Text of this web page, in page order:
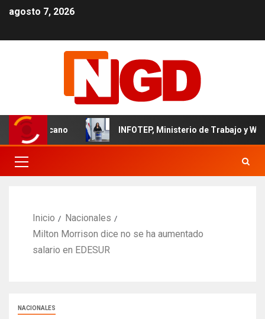
agosto 7, 2026
dominicano INFOTEP, Ministerio de Trabajo y
Inicio
Nacionales
Milton Morrison dice no se ha aumentado
salario en EDESUR
NACIONALES